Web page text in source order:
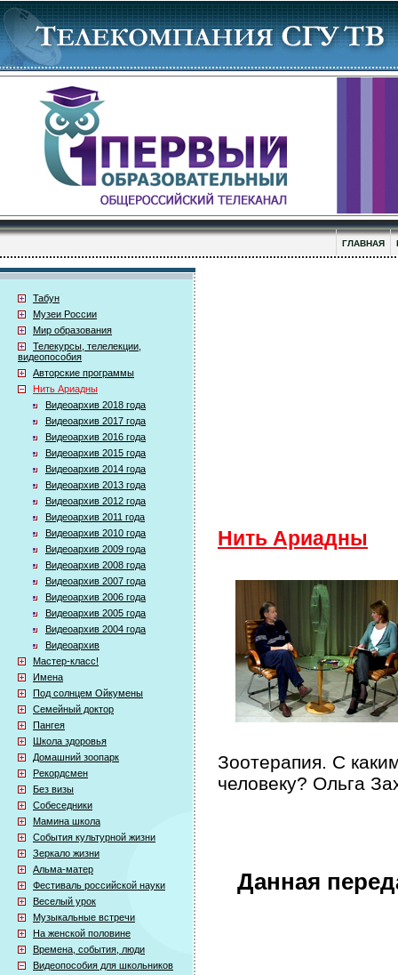
ГЛАВНАЯ
Табун
Музеи России
Мир образования
Телекурсы, телелекции,
видеопособия
Авторские программы
Нить Ариадны
Видеоархив 2018 года
Видеоархив 2017 года
Видеоархив 2016 года
Видеоархив 2015 года
Видеоархив 2014 года
Видеоархив 2013 года
Видеоархив 2012 года
Видеоархив 2011 года
Видеоархив 2010 года
Видеоархив 2009 года
Видеоархив 2008 года
Видеоархив 2007 года
Видеоархив 2006 года
Видеоархив 2005 года
Видеоархив 2004 года
Видеоархив
Мастер-класс!
Имена
Под солнцем Ойкумены
Семейный доктор
Пангея
Школа здоровья
Домашний зоопарк
Рекордсмен
Без визы
Собеседники
Мамина школа
События культурной жизни
Зеркало жизни
Альма-матер
Фестиваль российской науки
Веселый урок
Музыкальные встречи
На женской половине
Времена, события, люди
Видеопособия для школьников
Нить Ариадны
Зоотерапия. С
человеку? Ольга
Данная